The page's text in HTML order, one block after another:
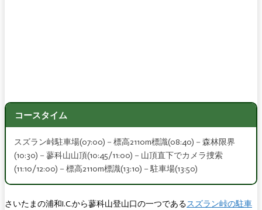
コースタイム
スズラン峠駐車場(07:00)－標高2110m標識(08:40)－森林限界
(10:30)－蓼科山山頂(10:45/11:00)－山頂直下でカメラ捜索
(11:10/12:00)－標高2110m標識(13:10)－駐車場(13:50)
さいたまの浦和I.C.から蓼科山登山口の一つであるスズラン峠の駐車